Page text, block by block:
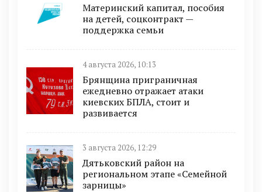
Материнский капитал, пособия
на детей, соцконтракт —
поддержка семьи
4 августа 2026, 10:13
Брянщина приграничная
ежедневно отражает атаки
киевских БПЛА, стоит и
развивается
3 августа 2026, 12:29
Дятьковский район на
региональном этапе «Семейной
зарницы»